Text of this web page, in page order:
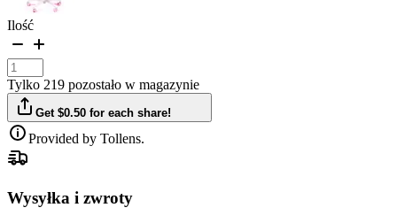
Ilość
Tylko 219 pozostało w magazynie
Get $0.50 for each share!
Provided by Tollens.
Wysyłka i zwroty